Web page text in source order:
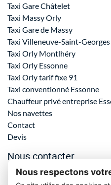
Taxi Gare Châtelet
Taxi Massy Orly
Taxi Gare de Massy
Taxi Villeneuve-Saint-Georges
Taxi Orly Montlhéry
Taxi Orly Essonne
Taxi Orly tarif fixe 91
Taxi conventionné Essonne
Chauffeur privé entreprise
Nos navettes
Contact
Devis
Nous contacter
06 61 69 72 23
Nous respectons